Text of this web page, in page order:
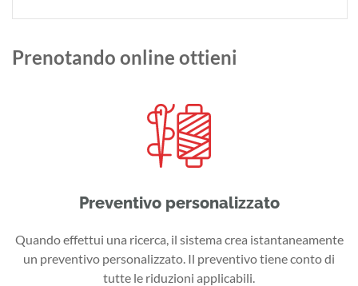
Prenotando online ottieni
Preventivo personalizzato
Quando effettui una ricerca, il sistema crea istantaneamente
un preventivo personalizzato. Il preventivo tiene conto di
tutte le riduzioni applicabili.